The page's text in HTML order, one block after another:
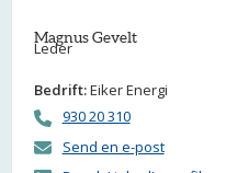
Magnus Gevelt
Leder
Bedrift:Eiker Energi
930 20 310
Send en e-post